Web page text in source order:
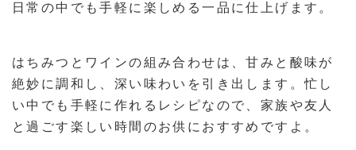
日常の中でも手軽に楽しめる一品に仕上げます。
はちみつとワインの組み合わせは、甘みと酸味が
絶妙に調和し、深い味わいを引き出します。忙し
い中でも手軽に作れるレシピなので、家族や友人
と過ごす楽しい時間のお供におすすめですよ。